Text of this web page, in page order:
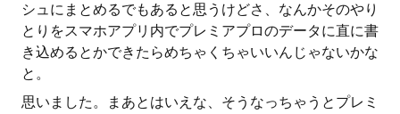
シュにまとめるでもあると思うけどさ、なんかそのやり
とりをスマホアプリ内でプレミアプロのデータに直に書
き込めるとかできたらめちゃくちゃいいんじゃないかな
と。
思いました。まあとはいえな、そうなっちゃうとプレミ